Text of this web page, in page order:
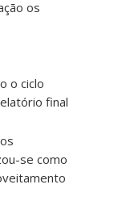
os
o ciclo
final
se como